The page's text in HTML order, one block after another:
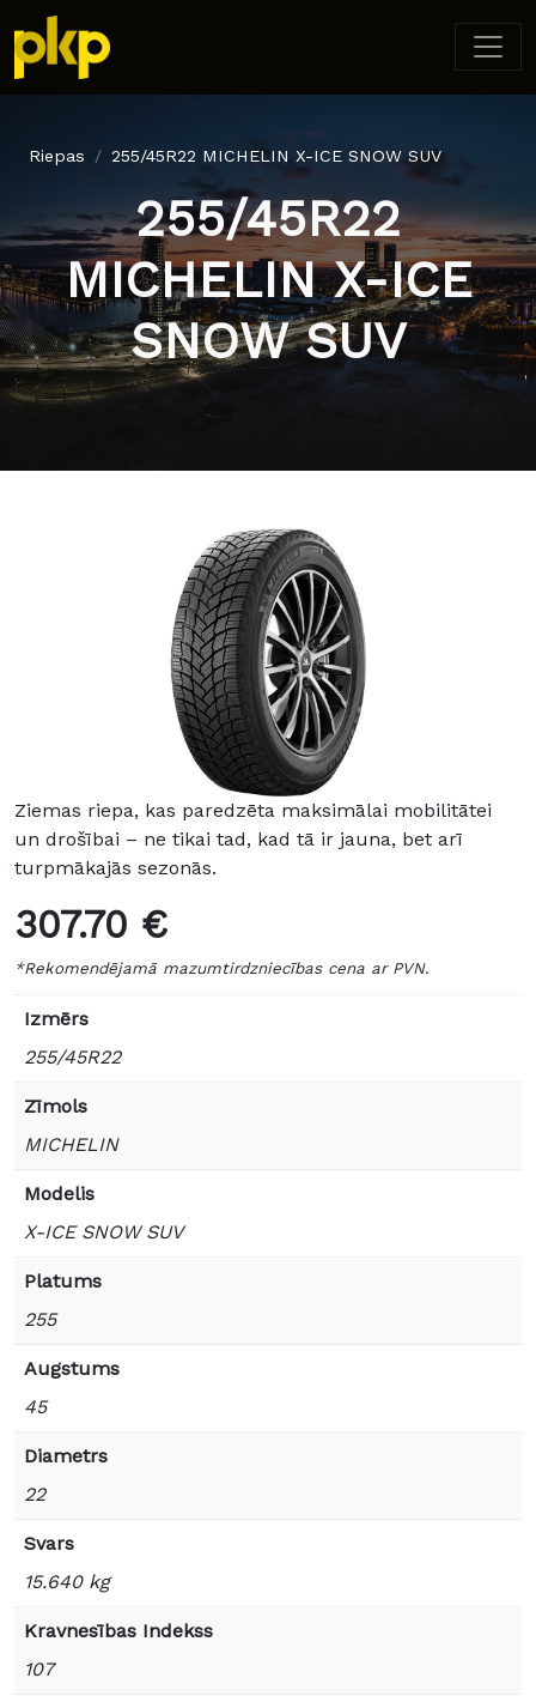
Riepas 255/45R22 MICHELIN X-ICE SNOW SUV
255/45R22
MICHELIN X-ICE
SNOW SUV
Ziemas riepa, kas paredzēta maksimālai mobilitātei
un drošībai – ne tikai tad, kad tā ir jauna, bet arī
turpmākajās sezonās.
307.70 €
*Rekomendējamā mazumtirdzniecības cena ar PVN.
Izmērs
255/45R22
Zīmols
MICHELIN
Modelis
X-ICE SNOW SUV
Platums
255
Augstums
45
Diametrs
22
Svars
15.640 kg
Kravnesības Indekss
107